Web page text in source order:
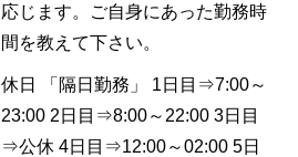
応じます。ご自身にあった勤務時
間を教えて下さい。
休日 「隔日勤務」 1日目⇒7:00～
23:00 2日目⇒8:00～22:00 3日目
⇒公休 4日目⇒12:00～02:00 5日